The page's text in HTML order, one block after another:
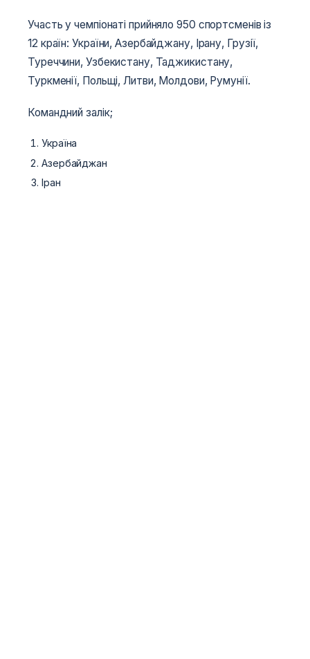
Участь у чемпіонаті прийняло 950 спортсменів із
12 країн: України, Азербайджану, Ірану, Грузії,
Туреччини, Узбекистану, Таджикистану,
Туркменії, Польщі, Литви, Молдови, Румунії.
Командний залік;
Україна
Азербайджан
Іран